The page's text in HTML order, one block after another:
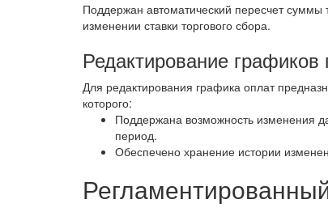
Поддержан автоматический пересчет
изменении ставки торгового сбора.
Редактирование
Для редактирования графика оплат
которого:
Поддержана возможность изменения
период.
Обеспечено хранение истории